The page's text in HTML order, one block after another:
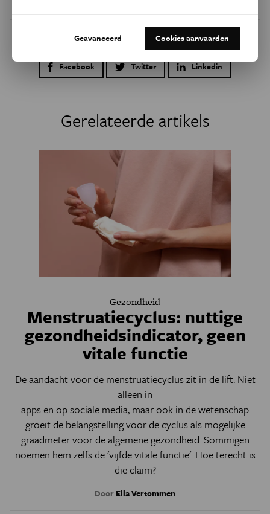
Dit artikel delen op:
Facebook Twitter Linkedin
Gerelateerde artikels
Gezondheid
Menstruatiecyclus: nuttige
gezondheidsindicator, geen
vitale functie
De aandacht voor de menstruatiecyclus zit in de lift. Niet
alleen in
appsen opsociale media, maar ook in de wetenschap
groeit de belangstelling voor de cyclus als mogelijke
graadmeter voor de algemene gezondheid. Sommigen
noemen hem zelfs de'vijfde vitale functie'. Hoe terecht is
die claim?
Door Ella Vertommen
Geavanceerd Cookies aanvaarden